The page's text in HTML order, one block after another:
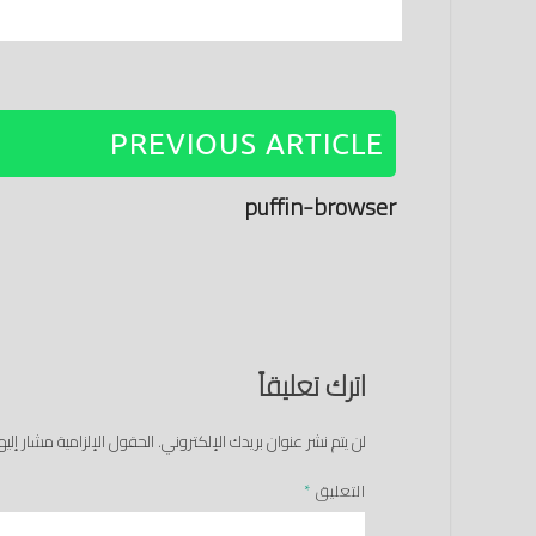
PREVIOUS ARTICLE
puffin-browser
اترك تعليقاً
لن يتم نشر عنوان بريدك الإلكتروني.الحقول الإلزامية مشار
التعليق *